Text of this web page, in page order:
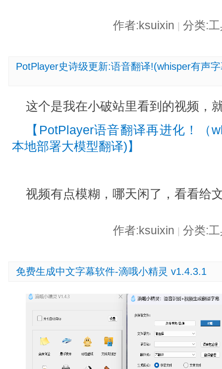
作者:ksuixin | 分类:
PotPlayer史诗级更新:语音翻译!(whisper有声
这个是我在小破站里看到的视频，
【PotPlayer语音翻译再进化！（
本地部署大模型翻译)】
视频有点模糊，哪天闲了，看看给
作者:ksuixin | 分类:
免费生成中文字幕软件-滴哦小精灵 v1.4.3.1